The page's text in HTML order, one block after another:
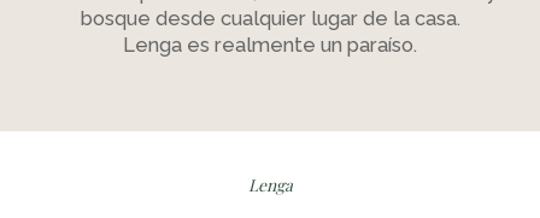
bosque desde cualquier lugar de la casa.
Lenga es realmente un paraíso.
Lenga